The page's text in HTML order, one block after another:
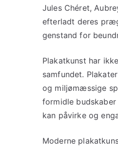
Jules Chéret,
efterladt deres
genstand for
Plakatkunst har
samfundet.
og miljømæssige
formidle
kan påvirke og
Moderne